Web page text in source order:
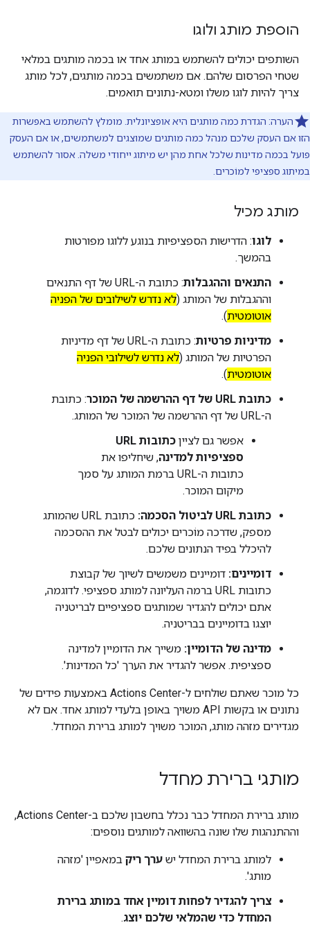
הוספת מותג ולוגו
השותפים יכולים להשתמש במותג אחד או בכמה מותגים במלאי
שטחי הפרסום שלהם. אם משתמשים בכמה מותגים, לכל מותג
צריך להיות לוגו משלו ומטא-נתונים תואמים.
הערה: הגדרת כמה מותגים היא אופציונלית. מומלץ להשתמש באפשרות
הזו אם העסק שלכם מנהל כמה מותגים שמוצגים למשתמשים, או אם העסק
פועל בכמה מדינות שלכל אחת מהן יש מיתוג ייחודי משלה. אסור להשתמש
במיתוג ספציפי למוֹכרים.
מותג מכיל
לוגו: הדרישות הספציפיות בנוגע ללוגו מפורטות
בהמשך.
התנאים וההגבלות
: כתובת ה-URL של דף התנאים
וההגבלות של המותג (לא נדרש לשילובים של הפניה
אוטומטית).
מדיניות פרטיות
: כתובת ה-URL של דף מדיניות
הפרטיות של המותג (לא נדרש לשילובי הפניה
אוטומטית).
כתובת URL של דף ההרשמה של המוכר
: כתובת
ה-URL של דף ההרשמה של המוכר של המותג.
אפשר גם לציין
כתובות URL
ספציפיות למדינה, שיחליפו את
כתובות ה-URL ברמת המותג על סמך
מיקום המוכר.
כתובת URL לביטול הסכמה:
כתובת URL שהמותג
מספק, שדרכה מוֹכרים יכולים לבטל את ההסכמה
להיכלל בפיד הנתונים שלכם.
דומיינים: דומיינים משמשים לשיוך של קבוצת
כתובות URL ברמה העליונה למותג ספציפי. לדוגמה,
אתם יכולים להגדיר שמותגים ספציפיים לבריטניה
יוצגו בדומיינים בבריטניה.
מדינה של הדומיין: משייך את הדומיין למדינה
ספציפית. אפשר להגדיר את הערך 'כל המדינות'.
כל מוכר שאתם שולחים ל-Actions Center באמצעות פידים של
נתונים או בקשות API משויך באופן בלעדי למותג אחד. אם לא
מגדירים מזהה מותג, המוכר משויך למותג ברירת המחדל.
מותגי ברירת מחדל
מותג ברירת המחדל כבר נכלל בחשבון שלכם ב-Actions Center,
וההתנהגות שלו שונה בהשוואה למותגים נוספים:
למותג ברירת המחדל יש ערך ריק במאפיין 'מזהה
מותג'.
צריך להגדיר לפחות דומיין אחד במותג ברירת
המחדל כדי שהמלאי שלכם יוצג.